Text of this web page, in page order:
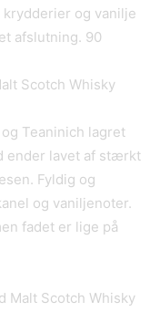
og vanilje
afslutning. 90
Scotch Whisky
Teaninich lagret
ender lavet af stærkt
Fyldig og
og vaniljenoter.
fadet er lige på
Malt Scotch Whisky